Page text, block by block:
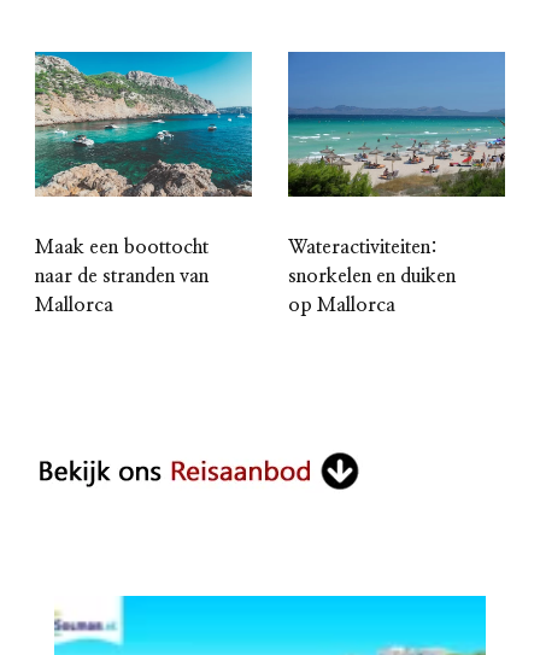
Maak een boottocht
naar de stranden van
Mallorca
Wateractiviteiten:
snorkelen en duiken
op Mallorca